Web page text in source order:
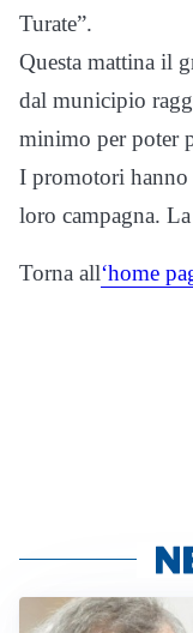
Turate”.
Questa mattina il
dal municipio
minimo per poter
I promotori hanno
loro campagna.
Torna all‘home